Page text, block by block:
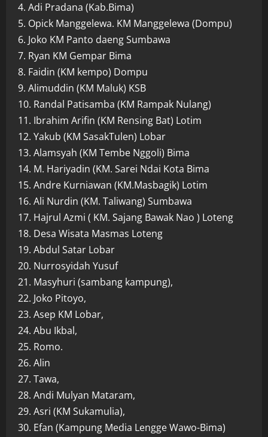
4. Adi Pradana (Kab.Bima)
5. Opick Manggelewa. KM Manggelewa (Dompu)
6. Joko KM Panto daeng Sumbawa
7. Ryan KM Gempar Bima
8. Faidin (KM kempo) Dompu
9. Alimuddin (KM Maluk) KSB
10. Randal Patisamba (KM Rampak Nulang)
11. Ibrahim Arifin (KM Rensing Bat) Lotim
12. Yakub (KM SasakTulen) Lobar
13. Alamsyah (KM Tembe Nggoli) Bima
14. M. Hariyadin (KM. Sarei Ndai Kota Bima
15. Andre Kurniawan (KM.Masbagik) Lotim
16. Ali Nurdin (KM. Taliwang) Sumbawa
17. Hajrul Azmi ( KM. Sajang Bawak Nao ) Loteng
18. Desa Wisata Masmas Loteng
19. Abdul Satar Lobar
20. Nurrosyidah Yusuf
21. Masyhuri (sambang kampung),
22. Joko Pitoyo,
23. Asep KM Lobar,
24. Abu Ikbal,
25. Romo.
26. Alin
27. Tawa,
28. Andi Mulyan Mataram,
29. Asri (KM Sukamulia),
30. Efan (Kampung Media Lengge Wawo-Bima)